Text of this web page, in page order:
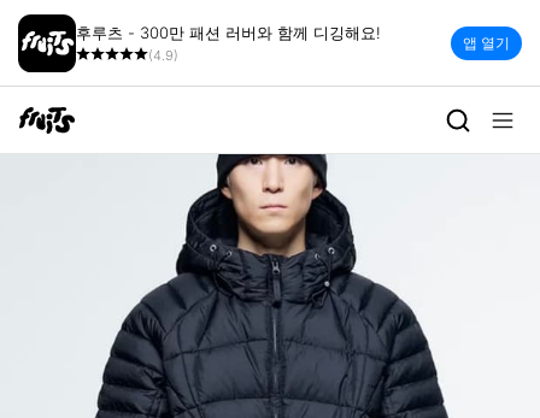
후루츠 - 300만 패션 러버와 함께 디깅해요!
(4.9)
앱 열기